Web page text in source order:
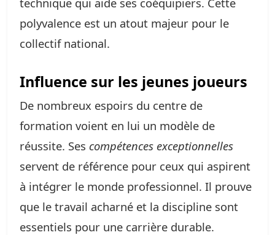
polyvalence est un atout majeur pour le
collectif national.
Influence sur les jeunes joueurs
De nombreux espoirs du centre de
formation voient en lui un modèle de
réussite. Ses compétences exceptionnelles
servent de référence pour ceux qui aspirent
à intégrer le monde professionnel. Il prouve
que le travail acharné et la discipline sont
essentiels pour une carrière durable.